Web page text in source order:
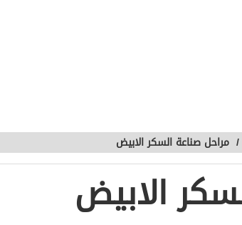
/ مراحل صناعة السكر الابيض
الابيض